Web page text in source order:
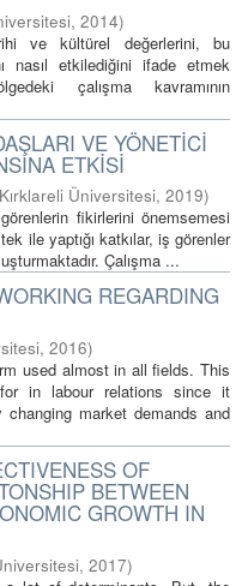
, 2014)
ve kültürel değerlerini, bu
nasıl etkilediğini ifade etmek
çalışma kavramının
VE YÖNETİCİ
ETKİSİ
Kırklareli Üniversitesi, 2019)
fikirlerini önemsemesi
ile yaptığı katkılar, iş görenler
Çalışma ...
REGARDING
, 2016)
used almost in all fields. This
in labour relations since it
market demands and
OF
BETWEEN
GROWTH IN
, 2017)